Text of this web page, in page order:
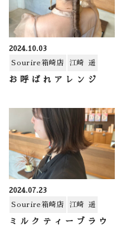
2024.10.03
Sourire箱崎店
江崎 遥
お呼ばれアレンジ
2024.07.23
Sourire箱崎店
江崎 遥
ミルクティーブラウ